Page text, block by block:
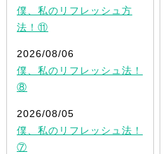
僕、私のリフレッシュ方
法！⑪
2026/08/06
僕、私のリフレッシュ法！
⑧
2026/08/05
僕、私のリフレッシュ法！
⑦